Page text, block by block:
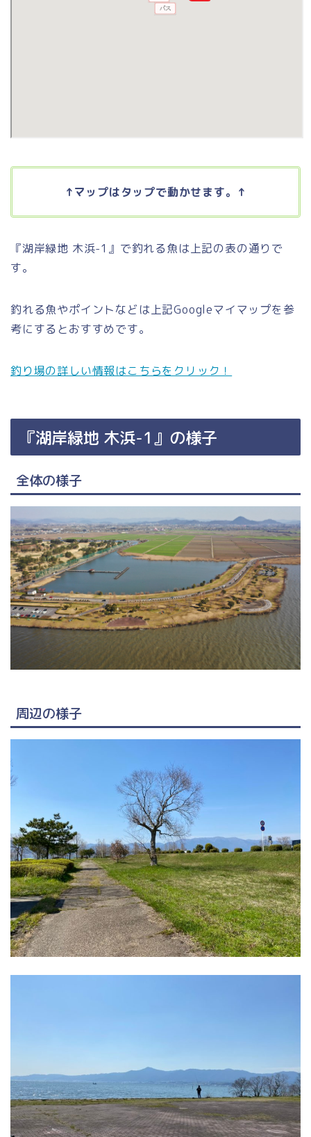
↑マップはタップで動かせます。↑
『湖岸緑地 木浜-1』で釣れる魚は上記の表の通りで
す。
釣れる魚やポイントなどは上記Googleマイマップを参
考にするとおすすめです。
釣り場の詳しい情報はこちらをクリック！
『湖岸緑地 木浜-1』の様子
全体の様子
周辺の様子